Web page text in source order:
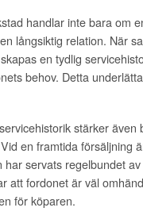
handlar inte bara om
långsiktig relation. När
en tydlig
behov. Detta
stärker även
en framtida försäljning
har servats regelbundet
att fordonet är väl
för köparen.